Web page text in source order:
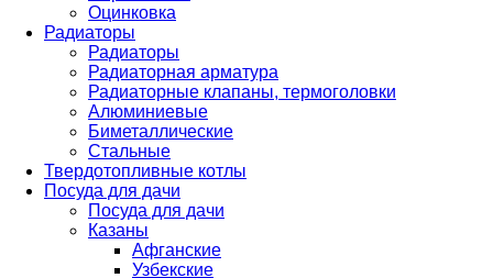
Оцинковка
Радиаторы
Радиаторы
Радиаторная арматура
Радиаторные клапаны, термоголовки
Алюминиевые
Биметаллические
Стальные
Твердотопливные котлы
Посуда для дачи
Посуда для дачи
Казаны
Афганские
Узбекские